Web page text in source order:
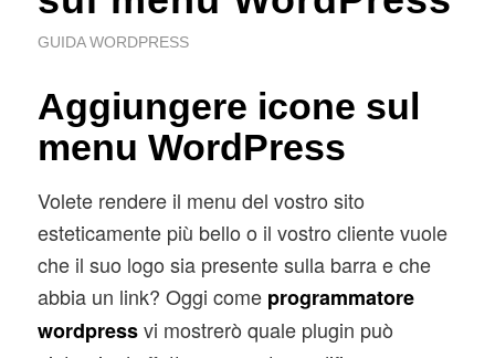
GUIDA WORDPRESS
Aggiungere icone sul
menu WordPress
Volete rendere il menu del vostro sito
esteticamente più bello o il vostro cliente vuole
che il suo logo sia presente sulla barra e che
abbia un link? Oggi come programmatore
wordpressvi mostrerò quale plugin può